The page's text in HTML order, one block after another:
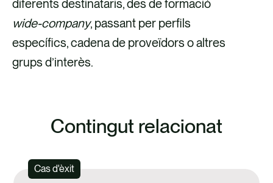
diferents destinataris, des de formació
wide-company, passant per perfils
específics, cadena de proveïdors o altres
grups d’interès.
Contingut relacionat
Cas d'èxit